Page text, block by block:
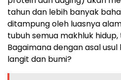
tahun dan lebih banyak
ditampung oleh luasnya
tubuh semua makhluk
Bagaimana dengan asal
langit dan bumi?